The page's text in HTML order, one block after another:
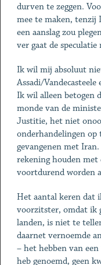
durven te zeggen.
mee te maken, tenzij
een aanslag zou
ver gaat de speculatie
Ik wil mij absoluut
Assadi/
Ik wil alleen betogen
monde van de
Justitie, het niet
onderhandelingen op
gevangenen met
rekening houden met
voortdurend worden
Het aantal keren dat
voorzitster, omdat ik
landen, is niet te
daarnet vernoemde
– het hebben van
heb genoemd, geen